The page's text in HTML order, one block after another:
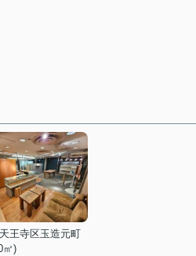
王寺区玉造元町
㎡)